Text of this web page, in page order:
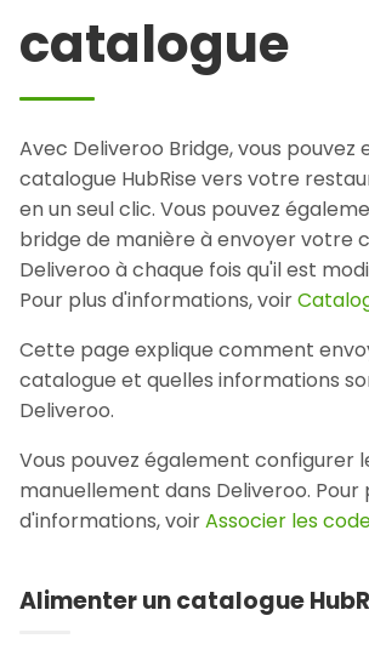
catalogue
Avec Deliveroo Bridge, vous pouvez
catalogue HubRise vers votre
en un seul clic. Vous pouvez
bridge de manière à envoyer votre
Deliveroo à chaque fois qu'il est
Pour plus d'informations, voir
Cette page explique comment
catalogue et quelles informations
Deliveroo.
Vous pouvez également configurer
manuellement dans Deliveroo. Pour
d'informations, voirAssocier les
Alimenter un catalogue